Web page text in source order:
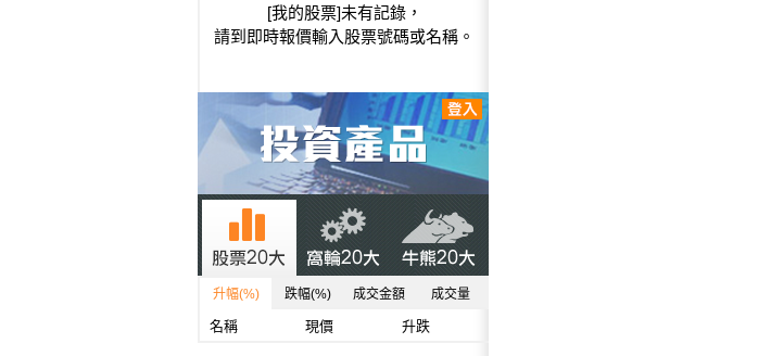
[我的股票]未有記錄，
請到即時報價輸入股票號碼或名稱。
升幅(%) 跌幅(%) 成交金額 成交量
名稱 現價 升跌